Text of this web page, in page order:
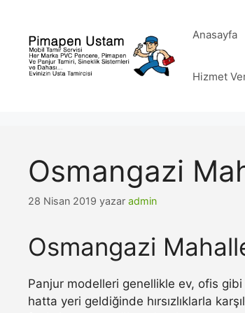
Anasayfa
Hizmet
Osmangazi
28 Nisan 2019 yazar admin
Osmangazi
Panjur modelleri genellikle ev, ofis gibi
hatta yeri geldiğinde hırsızlıklarla